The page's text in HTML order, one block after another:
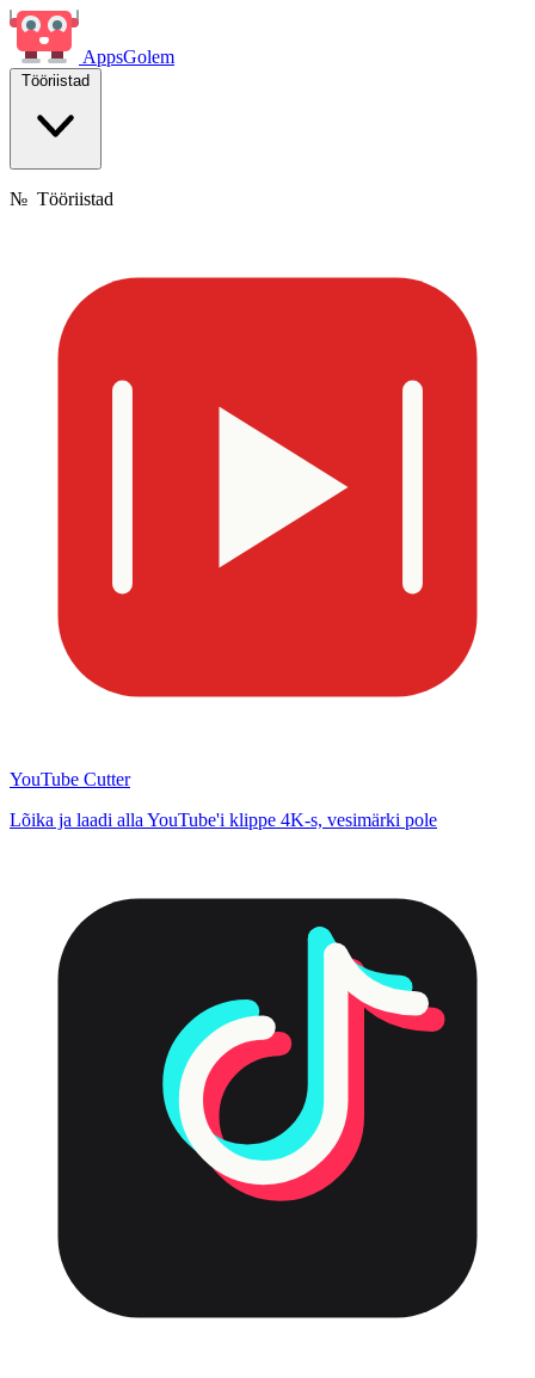
AppsGolem
Tööriistad
№ Tööriistad
YouTube Cutter
Lõika ja laadi alla YouTube'i klippe 4K-s, vesimärki pole